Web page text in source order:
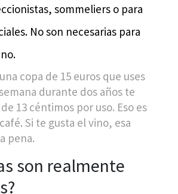
sommeliers o para
No son necesarias para
copa de 15 euros que uses
durante dos años te
13 céntimos por uso. Eso es
Si te gusta el vino, esa
pena.
son realmente